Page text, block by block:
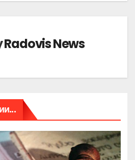
Radovis News